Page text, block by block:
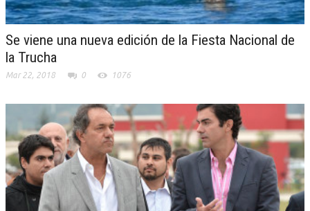
Se viene una nueva edición de la Fiesta Nacional de
la Trucha
Mar 22, 2018 0 1076